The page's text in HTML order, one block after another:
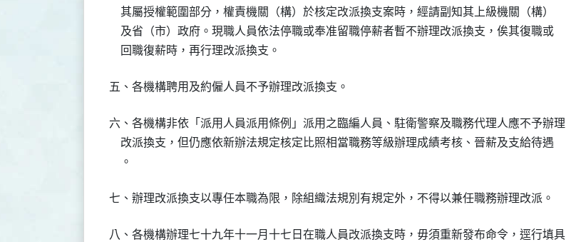
    其屬授權範圍部分，權責機關（構）於核定改派換支案時，經請副知其上級機關（構）
    及省（市）政府。現職人員依法停職或奉准留職停薪者暫不辦理改派換支，俟其復職或
    回職復薪時，再行理改派換支。
五、各機構聘用及約僱人員不予辦理改派換支。
六、各機構非依「派用人員派用條例」派用之臨編人員、駐衛警察及職務代理人應不予辦理
    改派換支，但仍應依新辦法規定核定比照相當職務等級辦理成績考核、晉薪及支給待遇
    。
七、辦理改派換支以專任本職為限，除組織法規別有規定外，不得以兼任職務辦理改派。
八、各機構辦理七十九年十一月十七日在職人員改派換支時，毋須重新發布命令，逕行填具